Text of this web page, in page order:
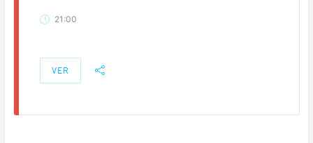
21:00
VER